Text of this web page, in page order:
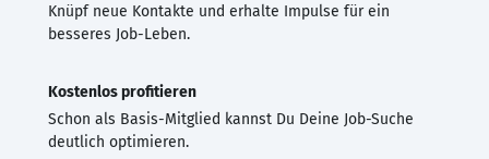
Knüpf neue Kontakte und erhalte Impulse für ein
besseres Job-Leben.
Kostenlos profitieren
Schon als Basis-Mitglied kannst Du Deine Job-Suche
deutlich optimieren.